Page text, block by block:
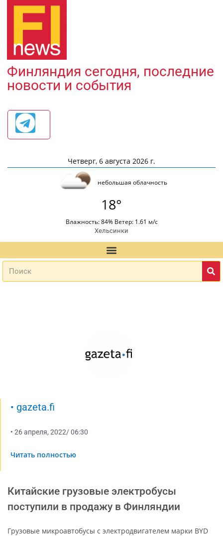
Финляндия сегодня, последние
новости и события
Четверг, 6 августа 2026 г.
небольшая облачность
18°
Влажность: 84% Ветер: 1.61 м/с
Хельсинки
• gazeta.fi
• 26 апреля, 2022/06:30
Читать полностью
Китайские грузовые электробусы
поступили в продажу в Финляндии
Грузовые микроавтобусы с электродвигателем марки BYD